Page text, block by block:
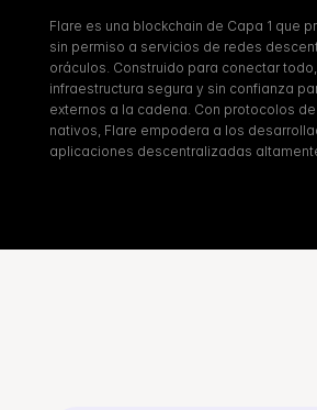
Flare es una blockchain de Capa 1 que
sin permiso a servicios de redes
oráculos. Construido para conectar
infraestructura segura y sin confianza
externos a la cadena. Con protocolos
nativos, Flare empodera a los
aplicaciones descentralizadas